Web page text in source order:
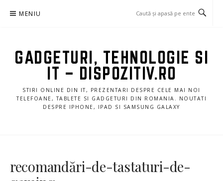
MENIU
GADGETURI, TEHNOLOGIE SI
IT – DISPOZITIV.RO
STIRI ONLINE DIN IT, PREZENTARI DESPRE CELE MAI NOI
TELEFOANE, TABLETE SI GADGETURI DIN ROMANIA. NOUTATI
DESPRE IPHONE, IPAD SI SAMSUNG GALAXY
recomandări-de-tastaturi-de-